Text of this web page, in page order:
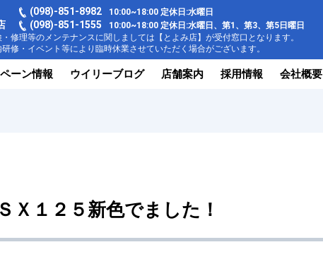
(098)-851-8982 10:00~18:00 定休日:水曜日
(098)-851-1555
10:00~18:00 定休日:水曜日、第1、第3、第5日曜日
理等のメンテナンスに関しましては【とよみ店】が受付窓口となります。
・イベント等により臨時休業させていただく場合がございます。
ーン情報 ウイリーブログ 店舗案内 採用情報 会社概要
Ｘ１２５新色でました！